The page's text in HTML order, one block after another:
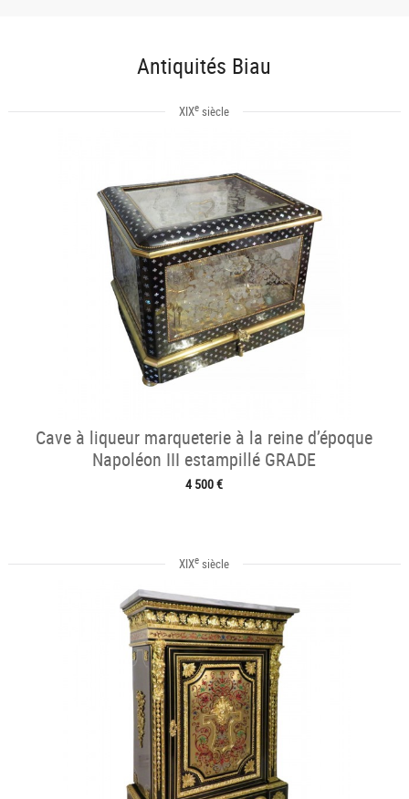
Antiquités Biau
XIXe siècle
Cave à liqueur marqueterie à la reine d’époque
Napoléon III estampillé GRADE
4 500 €
XIXe siècle